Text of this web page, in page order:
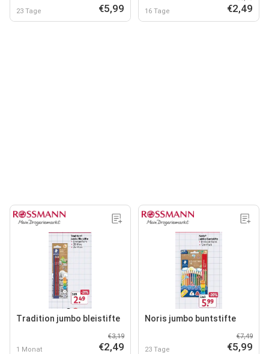
23 Tage €5,99 16 Tage €2,49
Tradition jumbo bleistifte
1 Monat
€3,19
€2,49
Noris jumbo buntstifte
23 Tage
€7,49
€5,99